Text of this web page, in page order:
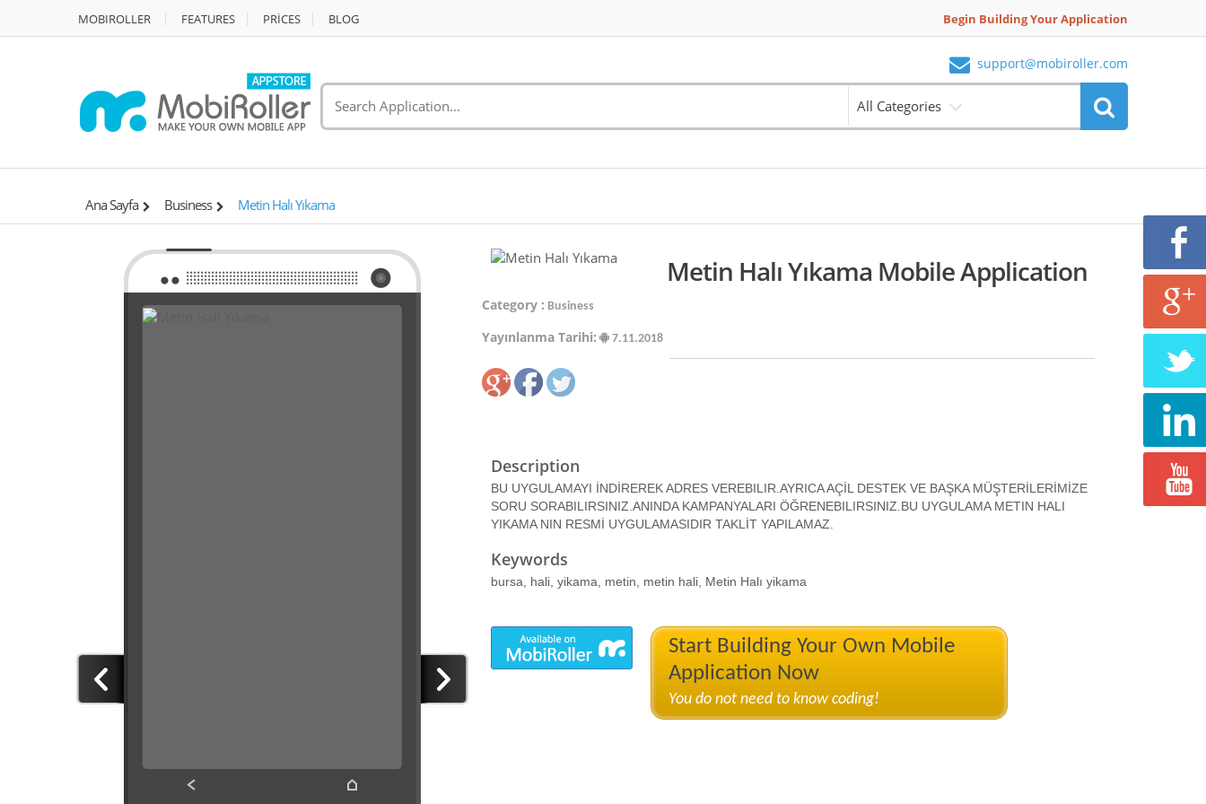
MOBIROLLER FEATURES PRİCES BLOG Begin Building Your Application
support@mobiroller.com
All Categories
Ana Sayfa Business Metin Halı Yıkama
Metin Halı Yıkama Mobile Application
Category : Business
Yayınlanma Tarihi: 7.11.2018
Description
BU UYGULAMAYI İNDİREREK ADRES VEREBILIR.AYRICA AÇİL DESTEK VE BAŞKA MÜŞTERİLERİMİZE
SORU SORABILIRSINIZ.ANINDA KAMPANYALARI ÖĞRENEBILIRSINIZ.BU UYGULAMA METIN HALI
YIKAMA NIN RESMİ UYGULAMASIDIR TAKLİT YAPILAMAZ.
Keywords
bursa, hali, yikama, metin, metin hali, Metin Halı yikama
Start Building Your Own Mobile
Application Now
You do not need to know coding!